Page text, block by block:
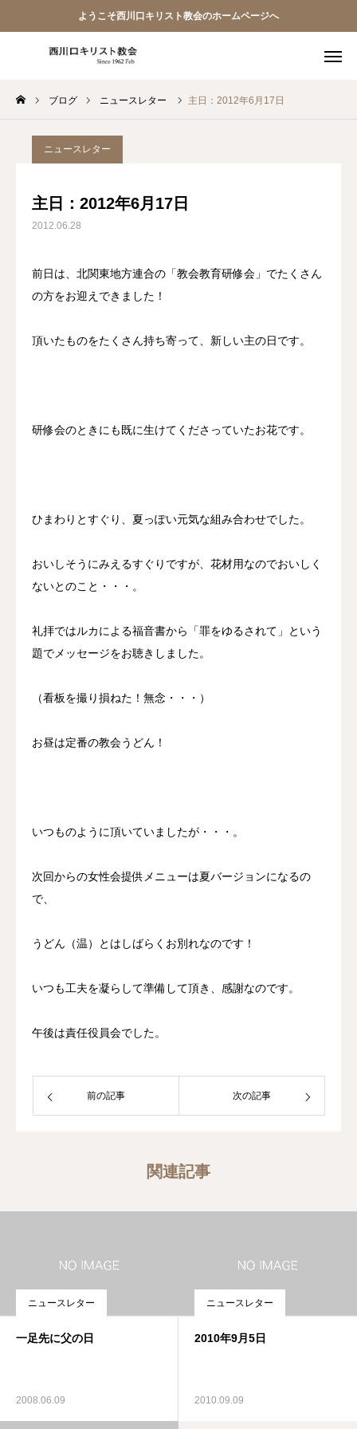
ようこそ西川口キリスト教会のホームページへ
ブログ ニュースレター 主日：2012年6月17日
ニュースレター
主日：2012年6月17日
2012.06.28
前日は、北関東地方連合の「教会教育研修会」でたくさん
の方をお迎えできました！
頂いたものをたくさん持ち寄って、新しい主の日です。
研修会のときにも既に生けてくださっていたお花です。
ひまわりとすぐり、夏っぽい元気な組み合わせでした。
おいしそうにみえるすぐりですが、花材用なのでおいしく
ないとのこと・・・。
礼拝ではルカによる福音書から「罪をゆるされて」という
題でメッセージをお聴きしました。
（看板を撮り損ねた！無念・・・）
お昼は定番の教会うどん！
いつものように頂いていましたが・・・。
次回からの女性会提供メニューは夏バージョンになるの
で、
うどん（温）とはしばらくお別れなのです！
いつも工夫を凝らして準備して頂き、感謝なのです。
午後は責任役員会でした。
前の記事 次の記事
関連記事
ニュースレター
一足先に父の日
2008.06.09
ニュースレター
2010年9月5日
2010.09.09
教会員ページ
ようこそ桜並木の教会へ
西川口キリスト教会 信仰告白
案内･地図